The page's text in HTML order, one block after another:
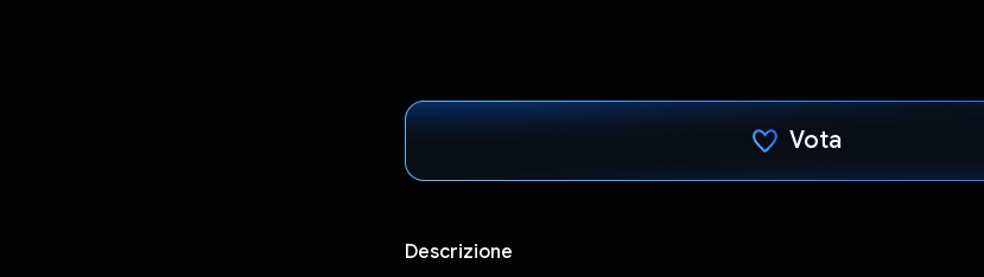
Vota
Descrizione